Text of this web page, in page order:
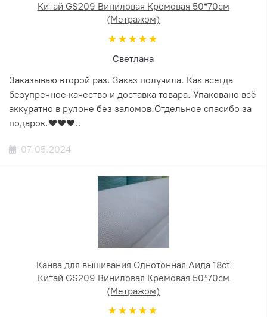
Китай GS209 Виниловая Кремовая 50*70см
(Метражом)
Светлана
Заказываю второй раз. Заказ получила. Как всегда
безупречное качество и доставка товара. Упаковано всё
аккуратно в рулоне без заломов.Отдельное спасибо за
подарок.❤️❤️❤️..
07.05.2024
Канва для вышивания Однотонная Аида 18ct
Китай GS209 Виниловая Кремовая 50*70см
(Метражом)